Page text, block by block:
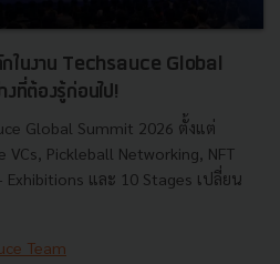
กในงาน Techsauce Global
ที่ต้องรู้ก่อนไป!
Global Summit 2026 ตั้งแต่
Pickleball Networking, NFT
และ 10 Stages เปลี่ยน
Team